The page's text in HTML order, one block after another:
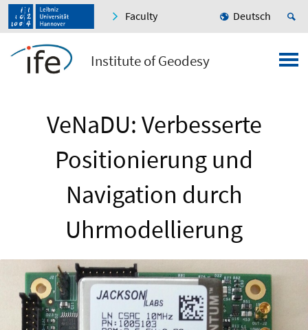
Faculty Deutsch
Institute of Geodesy
VeNaDU: Verbesserte
Positionierung und
Navigation durch
Uhrmodellierung